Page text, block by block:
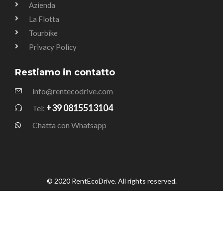
Azienda
La Flotta
Tourbike
Privacy Policy
Restiamo in contatto
info@rentecodrive.com
Tel: +39 0815513104
Chatta con Whatsapp
© 2020 RentEcoDrive. All rights reserved.